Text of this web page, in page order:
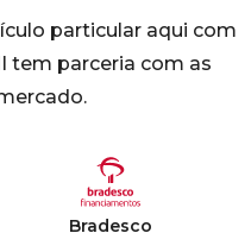
particular aqui com
tem parceria com as
Bradesco